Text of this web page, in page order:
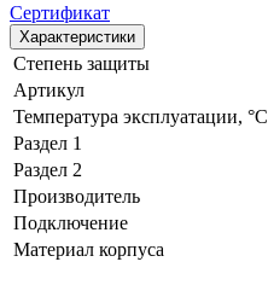
Сертификат
Характеристики
Степень защиты
Артикул
Температура эксплуатации, °С
Раздел 1
Раздел 2
Производитель
Подключение
Материал корпуса